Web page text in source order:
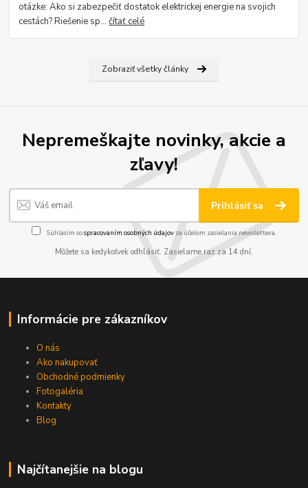
otázke: Ako si zabezpečiť dostatok elektrickej energie na svojich
cestách? Riešenie sp...čítať celé
Zobraziť všetky články
Nepremeškajte novinky, akcie a
zľavy!
Prihlásiť sa
Súhlasím sospracovaním osobných údajov za účelom zasielania newslettera.
Môžete sa kedykoľvek odhlásiť. Zasielame raz za 14 dní.
Informácie pre zákazníkov
O nás
Ako nakupovať
Obchodné podmienky
Fotogaléria
Kontakty
Blog
Najčítanejšie na blogu